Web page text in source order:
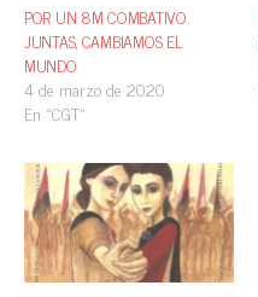
POR UN 8M COMBATIVO.
JUNTAS, CAMBIAMOS EL
MUNDO
4 de marzo de 2020
En «CGT»